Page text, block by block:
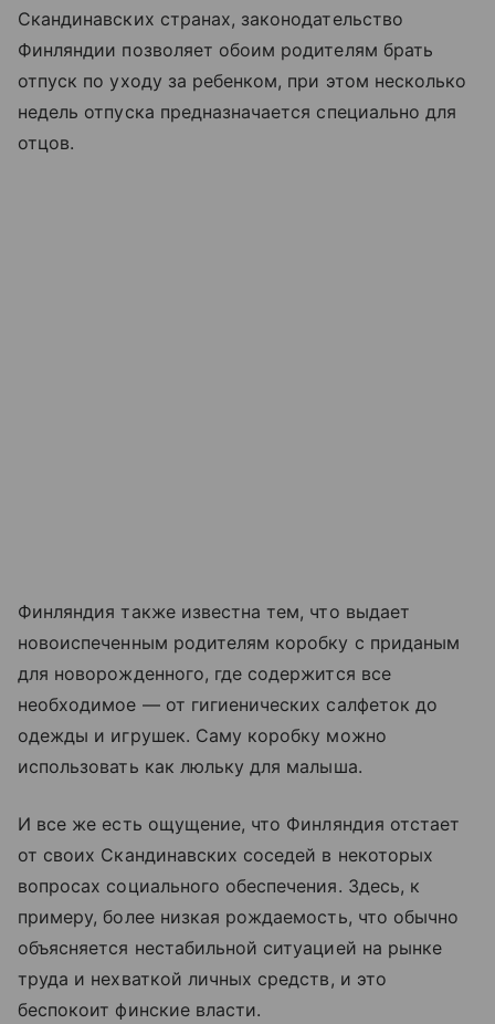
Скандинавских странах, законодательство
Финляндии позволяет обоим родителям брать
отпуск по уходу за ребенком, при этом несколько
недель отпуска предназначается специально для
отцов.
Финляндия также известна тем, что выдает
новоиспеченным родителям коробку с приданым
для новорожденного, где содержится все
необходимое — от гигиенических салфеток до
одежды и игрушек. Саму коробку можно
использовать как люльку для малыша.
И все же есть ощущение, что Финляндия отстает
от своих Скандинавских соседей в некоторых
вопросах социального обеспечения. Здесь, к
примеру, более низкая рождаемость, что обычно
объясняется нестабильной ситуацией на рынке
труда и нехваткой личных средств, и это
беспокоит финские власти.